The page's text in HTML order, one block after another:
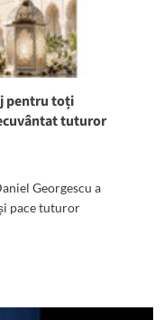
pentru toți
tuturor
Georgescu a
pace tuturor